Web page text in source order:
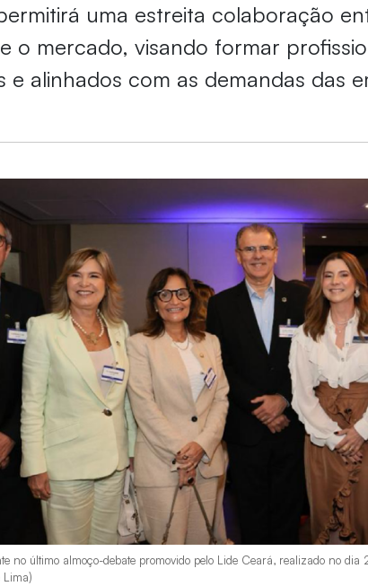
uma estreita colaboração
o mercado, visando formar
e alinhados com as demandas das
no último almoço-debate promovido pelo Lide Ceará, realizado no
Lima)